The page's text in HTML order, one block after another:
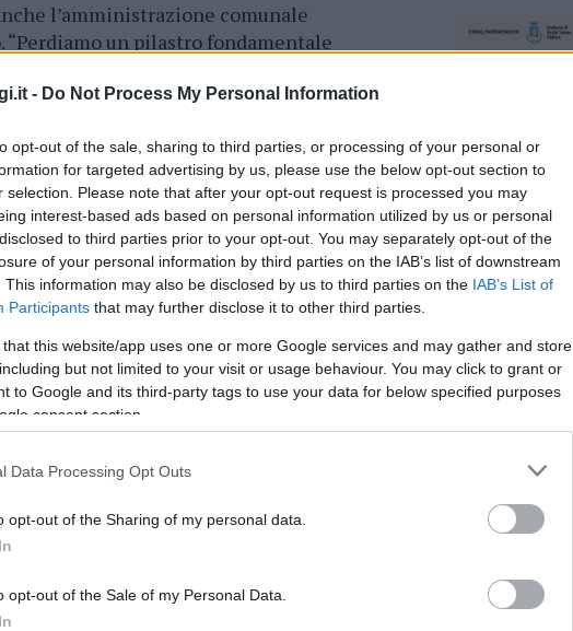
- Do Not Process My Personal Information
opt-out of the sale, sharing to third parties, or processing of your personal or
for targeted advertising by us, please use the below opt-out section to
selection. Please note that after your opt-out request is processed you may
interest-based ads based on personal information utilized by us or personal
to third parties prior to your opt-out. You may separately opt-out of the
of your personal information by third parties on the IAB’s list of downstream
This information may also be disclosed by us to third parties on the IAB’s List of
Participants that may further disclose it to other third parties.
that this website/app uses one or more Google services and may gather and store
but not limited to your visit or usage behaviour. You may click to grant or
to Google and its third-party tags to use your data for below specified purposes
consent section.
Data Processing Opt Outs
opt-out of the Sharing of my personal data.
opt-out of the Sale of my Personal Data.
l’amministrazione comunale
un pilastro fondamentale
e una instancabile operatrice di
Mulas -. Nella sua carica di volontaria e
del prossimo il suo tempo, la sua
ma faremo il possibile per lasciare
del passaggio di Elena. Avevamo con lei
e lo manterremo,non solo
dedicare ad Elena quella sede”.
cliccandoqui
nella sezioneLogin NECROLOGIE